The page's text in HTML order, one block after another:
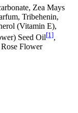
Zea Mays
Tribehenin,
(Vitamin E),
Seed Oil[1],
Rose Flower